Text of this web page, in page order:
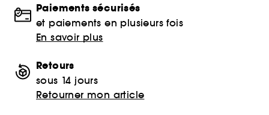
Paiements sécurisés
et paiements en plusieurs fois
En savoir plus
Retours
sous 14 jours
Retourner mon article